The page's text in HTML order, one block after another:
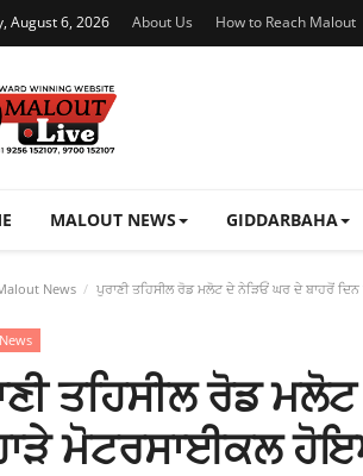
August 6, 2026 About Us How to Reach Malout
MALOUT NEWS GIDDARBAHA
News ਪੁਰਾਣੀ ਤਹਿਸੀਲ ਰੋਡ ਮਲੋਟ ਦੇ ਨੇੜਿਓਂ ਘਰ ਦੇ ਬਾਹਰੋਂ
ਤਹਿਸੀਲ ਰੋਡ
ਮੋਟਰਸਾਈਕਲ